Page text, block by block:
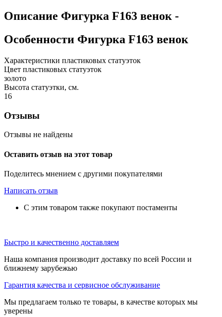
Описание Фигурка F163 венок -
Особенности Фигурка F163 венок
Характеристики пластиковых статуэток
Цвет пластиковых статуэток
золото
Высота статуэтки, см.
16
Отзывы
Отзывы не найдены
Оставить отзыв на этот товар
Поделитесь мнением с другими покупателями
Написать отзыв
С этим товаром также покупают постаменты
Быстро и качественно доставляем
Наша компания производит доставку по всей России и
ближнему зарубежью
Гарантия качества и сервисное обслуживание
Мы предлагаем только те товары, в качестве которых мы
уверены